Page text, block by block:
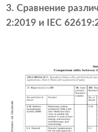
3. Сравнение
2:2019 и IEC